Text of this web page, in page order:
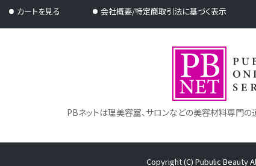
カートを見る 会社概要/特定商取引法に基づく表示
PBネットは理美容室、サロンなどの美容材料専門の
Copyright (C) Pubulic Beauty